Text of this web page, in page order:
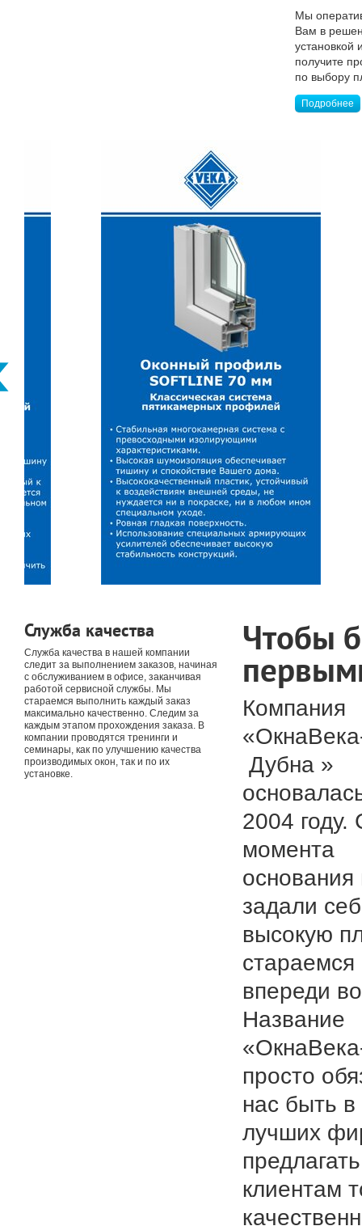
Мы
Вам в
установкой
получите
по выбору
Подробнее
Служба качества
Служба качества в нашей компании
следит за выполнением заказов, начиная
с обслуживанием в офисе, заканчивая
работой сервисной службы. Мы
стараемся выполнить каждый заказ
максимально качественно. Следим за
каждым этапом прохождения заказа. В
компании проводятся тренинги и
семинары, как по улучшению качества
производимых окон, так и по их
установке.
Чтобы
Компания
Дубна »
2004 году.
момента
задали
высокую
впереди
Название
просто
нас быть в
лучших
клиентам